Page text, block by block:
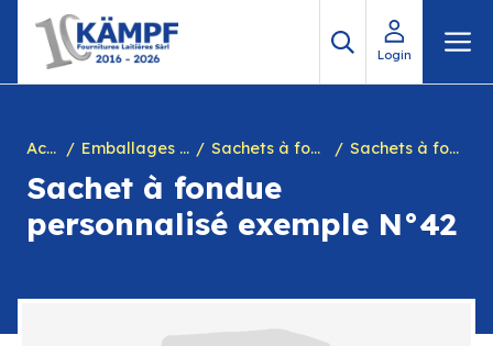
contenu
Login
Accueil Emballages personnalisés Sachets à fondue personnalisés Sachets à fondue personnalisé fromagerie, commerce
Sachet à fondue
personnalisé exemple N°42